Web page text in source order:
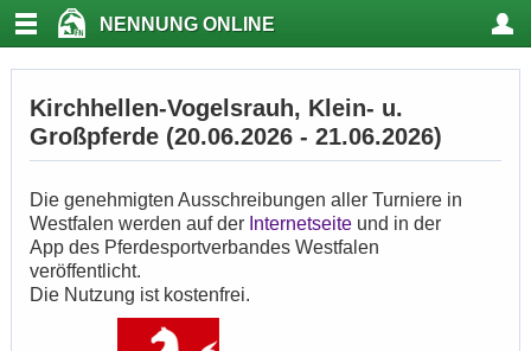
NENNUNG ONLINE
Kirchhellen-Vogelsrauh, Klein- u.
Großpferde (20.06.2026 - 21.06.2026)
Die genehmigten Ausschreibungen aller Turniere in
Westfalen werden auf der Internetseite und in der
App des Pferdesportverbandes Westfalen
veröffentlicht.
Die Nutzung ist kostenfrei.